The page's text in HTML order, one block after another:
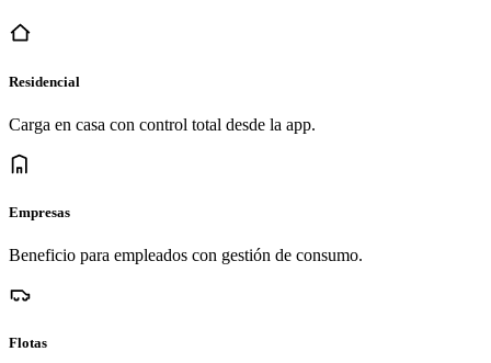
Residencial
Carga en casa con control total desde la app.
Empresas
Beneficio para empleados con gestión de consumo.
Flotas